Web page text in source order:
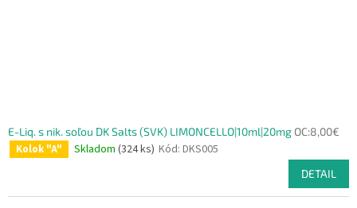
E-Liq. s nik. soľou DK Salts (SVK) LIMONCELLO|10ml|20mg OC:8,00€
Kolok "A" Skladom (324 ks) Kód: DKS005
DETAIL